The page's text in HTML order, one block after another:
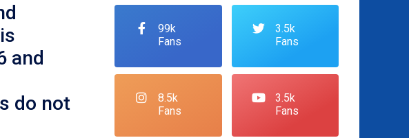
and
do not
99k
Fans
3.5k
Fans
8.5k
Fans
3.5k
Fans